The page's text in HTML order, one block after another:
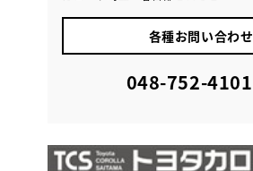
各種お問い合わせ
048-752-4101